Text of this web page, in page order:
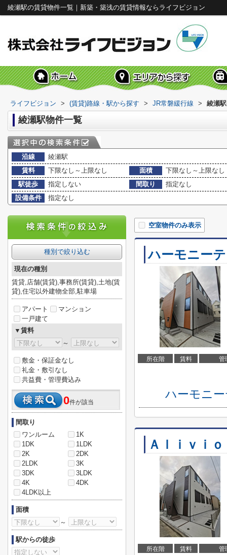
綾瀬駅の賃貸物件一覧｜新築・築浅の賃貸情報ならライフビジョン
ライフビジョン > (賃貸)路線・駅から探す > JR常磐緩行線 > 綾瀬
綾瀬駅物件一覧
沿線
綾瀬駅
賃料
下限なし～上限なし 面積
下限なし～上限なし
駅徒歩
指定しない 間取り
指定なし
設備条件
指定なし
空室物件のみ表示
ハーモニー
所在階 賃料 管
ハーモニ
Ａｌｉｖｉｏ
所在階 賃料 管
種別で絞り込む
現在の種別
賃貸,店舗(賃貸),事務所(賃貸),土地(賃
貸),住宅以外建物全部,駐車場
アパート
マンション
一戸建て
▼賃料
～
敷金・保証金なし
礼金・敷引なし
共益費・管理費込み
0件が該当
間取り
ワンルーム
1K
1DK
1LDK
2K
2DK
2LDK
3K
3DK
3LDK
4K
4DK
4LDK以上
面積
～
駅からの徒歩